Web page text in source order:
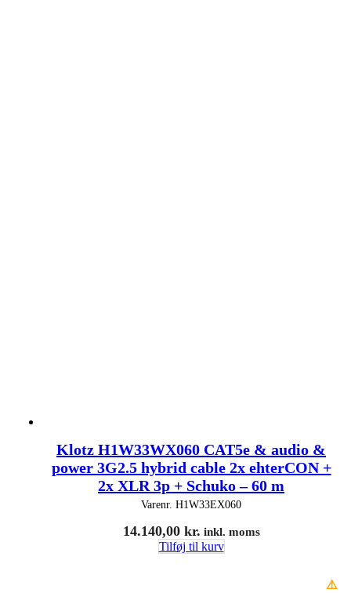
Klotz H1W33WX060 CAT5e & audio &
power 3G2.5 hybrid cable 2x ehterCON +
2x XLR 3p + Schuko – 60 m
Varenr. H1W33EX060
14.140,00 kr. inkl. moms
Tilføj til kurv
⚠️